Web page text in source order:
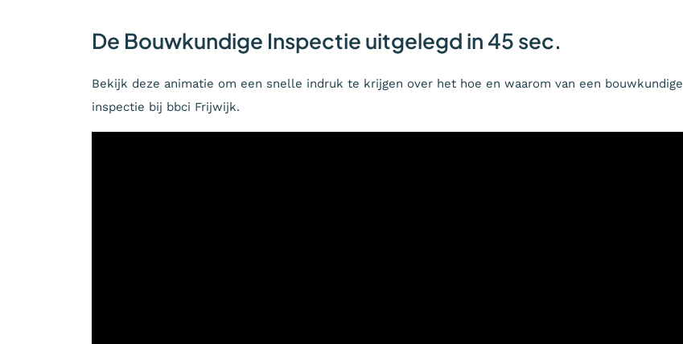
De Bouwkundige Inspectie uitgelegd in 45 sec.
Bekijk deze animatie om een snelle indruk te krijgen over het hoe en waarom van een bouwkundige
inspectie bij bbci Frijwijk.